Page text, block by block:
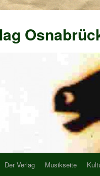
Der Verlag Musikseite